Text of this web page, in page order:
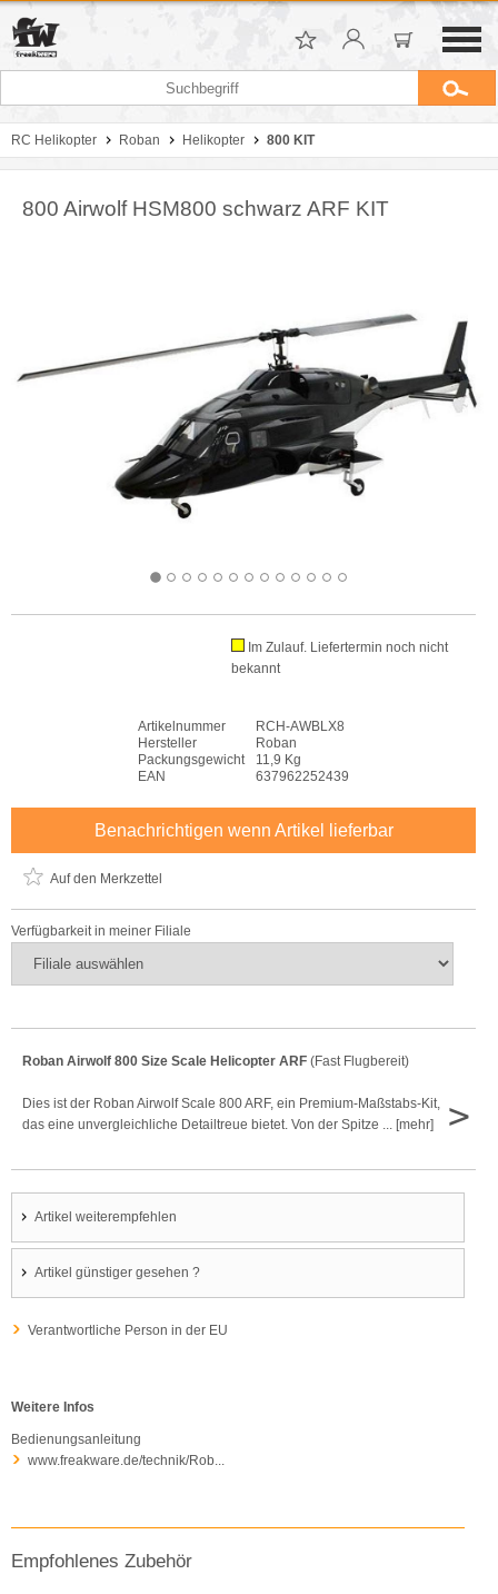
RC Helikopter Roban Helikopter 800 KIT
800 Airwolf HSM800 schwarz ARF KIT
Im Zulauf. Liefertermin noch nicht
bekannt
Artikelnummer
RCH-AWBLX8
Hersteller
Roban
Packungsgewicht
11,9 Kg
EAN
637962252439
Benachrichtigen wenn Artikel lieferbar
Auf den Merkzettel
Verfügbarkeit in meiner Filiale
Roban Airwolf 800 Size Scale Helicopter ARF (Fast Flugbereit)
Dies ist der Roban Airwolf Scale 800 ARF, ein Premium-Maßstabs-Kit,
das eine unvergleichliche Detailtreue bietet. Von der Spitze ... [mehr]
>
Artikel weiterempfehlen
Artikel günstiger gesehen ?
Verantwortliche Person in der EU
Weitere Infos
Bedienungsanleitung
www.freakware.de/technik/Rob...
Empfohlenes Zubehör